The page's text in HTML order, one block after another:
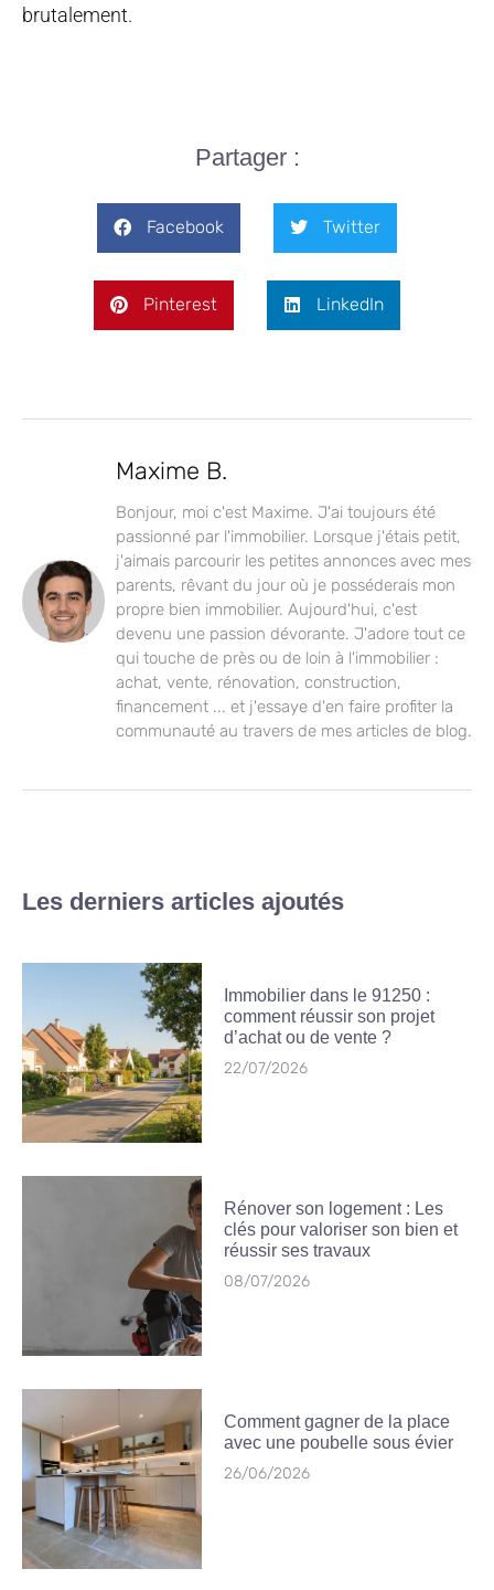
brutalement.
Partager :
Facebook Twitter
Pinterest LinkedIn
Maxime B.
Bonjour, moi c'est Maxime. J'ai toujours été
passionné par l'immobilier. Lorsque j'étais petit,
j'aimais parcourir les petites annonces avec mes
parents, rêvant du jour où je posséderais mon
propre bien immobilier. Aujourd'hui, c'est
devenu une passion dévorante. J'adore tout ce
qui touche de près ou de loin à l'immobilier :
achat, vente, rénovation, construction,
financement ... et j'essaye d'en faire profiter la
communauté au travers de mes articles de blog.
Les derniers articles ajoutés
Immobilier dans le 91250 :
comment réussir son projet
d’achat ou de vente ?
22/07/2026
Rénover son logement : Les
clés pour valoriser son bien et
réussir ses travaux
08/07/2026
Comment gagner de la place
avec une poubelle sous évier
26/06/2026